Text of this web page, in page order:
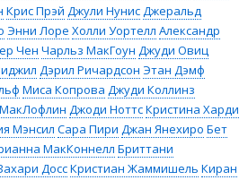
Крис Прэй Джули НунисДжеральд
Энни Лоре Холли Уортелл Александр
Чен Чарльз МакГоун Джуди Овиц
Дэрил Ричардсон Этан Дэмф
Миса Копрова Джуди Коллинз
Джоди НоттсКристина Харди
Мэнсил Сара Пири Джан Янехиро Бет
МакКоннелл Бриттани
ДоссКристиан Жаммишель Киран